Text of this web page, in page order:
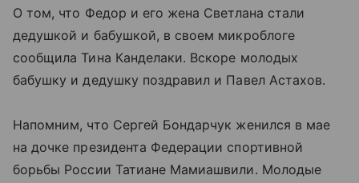
О том, что Федор и его жена Светлана стали
дедушкой и бабушкой, в своем микроблоге
сообщила Тина Канделаки. Вскоре молодых
бабушку и дедушку поздравил и Павел Астахов.
Напомним, что Сергей Бондарчук женился в мае
на дочке президента Федерации спортивной
борьбы России Татиане Мамиашвили. Молодые